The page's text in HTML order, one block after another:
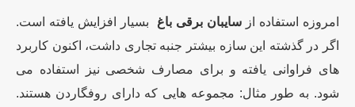
امروزه استفاده از سایبان برقی باغ
بسیار افزایش یافته است.
اگر در گذشته این سازه بیشتر جنبه تجاری داشت، اکنون کاربرد
های فراوانی یافته و برای مصارف شخصی نیز استفاده می
شود. به طور مثال: مجموعه هایی که دارای روفگاردن هستند.